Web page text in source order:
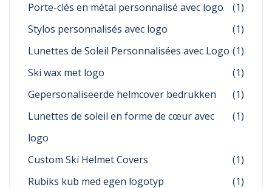
Porte-clés en métal personnalisé avec logo
(1)
Stylos personnalisés avec logo
(1)
Lunettes de Soleil Personnalisées avec Logo (1)
Ski wax met logo
(1)
Gepersonaliseerde helmcover bedrukken
(1)
Lunettes de soleil en forme de cœur avec
logo
(1)
Custom Ski Helmet Covers
(1)
Rubiks kub med egen logotyp
(1)